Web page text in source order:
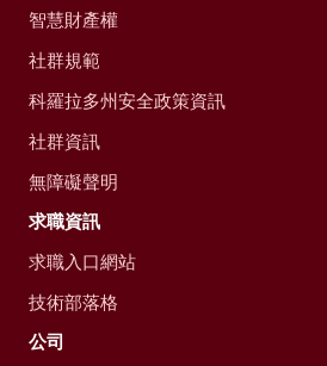
智慧財產權
社群規範
科羅拉多州安全政策資訊
社群資訊
無障礙聲明
求職資訊
求職入口網站
技術部落格
公司